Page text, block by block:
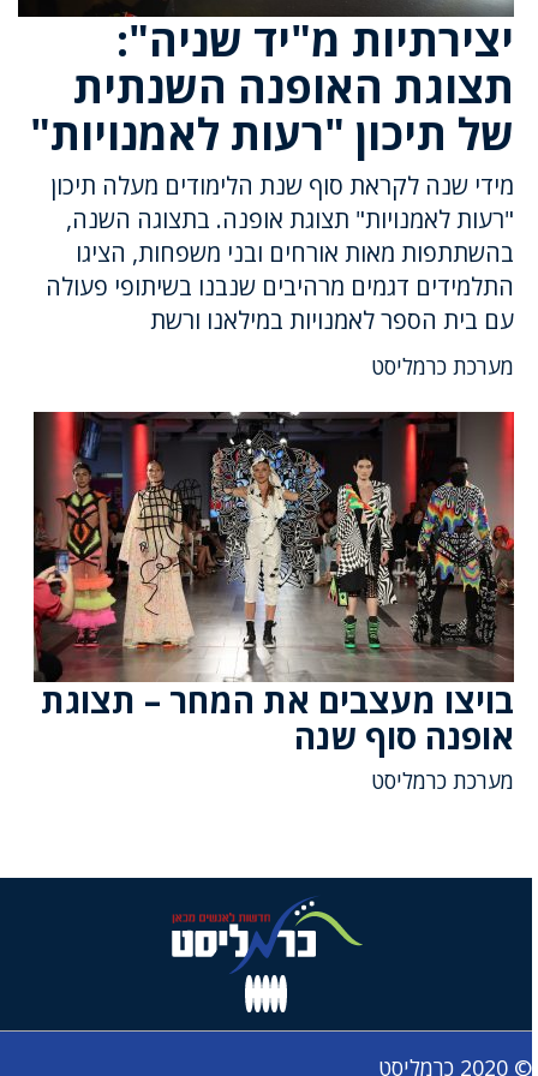
יצירתיות מ"יד שניה":
תצוגת האופנה השנתית
של תיכון "רעות לאמנויות"
מידי שנה לקראת סוף שנת הלימודים מעלה תיכון
"רעות לאמנויות" תצוגת אופנה. בתצוגה השנה,
בהשתתפות מאות אורחים ובני משפחות, הציגו
התלמידים דגמים מרהיבים שנבנו בשיתופי פעולה
עם בית הספר לאמנויות במילאנו ורשת
מערכת כרמליסט
בויצו מעצבים את המחר – תצוגת
אופנה סוף שנה
מערכת כרמליסט
© 2020 כרמליסט